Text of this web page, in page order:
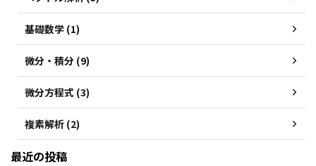
基礎数学 (1)
微分・積分 (9)
微分方程式 (3)
複素解析 (2)
最近の投稿